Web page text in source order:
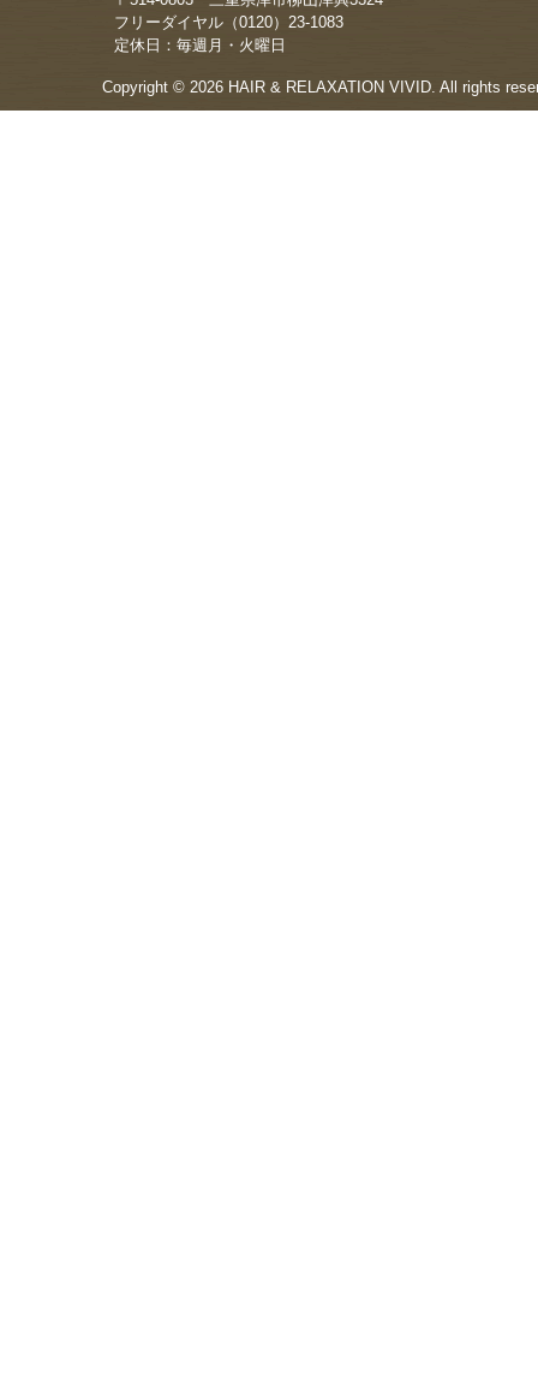
フリーダイヤル（0120）23-1083
定休日：毎週月・火曜日
Copyright © 2026 HAIR & RELAXATION VIVID. All rights